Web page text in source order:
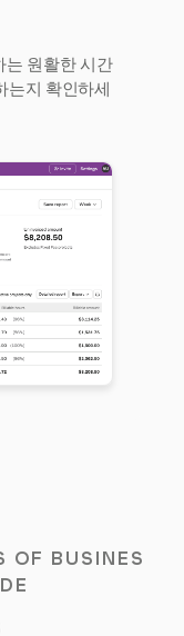
는 원활한 시간
는지 확인하세
OF BUSINES